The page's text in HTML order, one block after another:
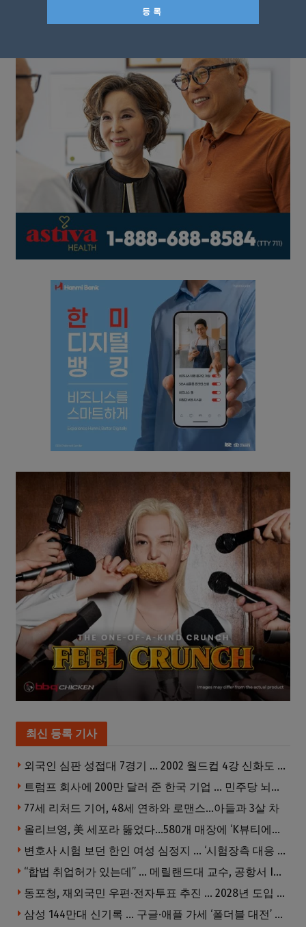
최신 등록 기사
외국인 심판 성접대 7경기 … 2002 월드컵 4강 신화도 흔들
트럼프 회사에 200만 달러 준 한국 기업 … 민주당 뇌물의혹 조사
77세 리처드 기어, 48세 연하와 로맨스…아들과 3살 차
올리브영, 美 세포라 뚫었다…580개 매장에 ‘K뷰티에딧’ 론칭
변호사 시험 보던 한인 여성 심정지 … ‘시험장측 대응 부적절’ 소송
“합법 취업허가 있는데” … 메릴랜드대 교수, 공항서 ICE에 체포, 구금 중
동포청, 재외국민 우편·전자투표 추진 … 2028년 도입 목표
삼성 144만대 신기록 … 구글·애플 가세 ‘폴더블 대전’ 열린다